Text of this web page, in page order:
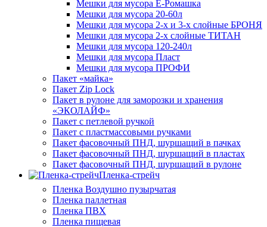
Мешки для мусора Ё-Ромашка
Мешки для мусора 20-60л
Мешки для мусора 2-х и 3-х слойные БРОНЯ
Мешки для мусора 2-х слойные ТИТАН
Мешки для мусора 120-240л
Мешки для мусора Пласт
Мешки для мусора ПРОФИ
Пакет «майка»
Пакет Zip Lock
Пакет в рулоне для заморозки и хранения
«ЭКОЛАЙФ»
Пакет с петлевой ручкой
Пакет с пластмассовыми ручками
Пакет фасовочный ПНД, шуршащий в пачках
Пакет фасовочный ПНД, шуршащий в пластах
Пакет фасовочный ПНД, шуршащий в рулоне
Пленка-стрейч
Пленка Воздушно пузырчатая
Пленка паллетная
Пленка ПВХ
Пленка пищевая